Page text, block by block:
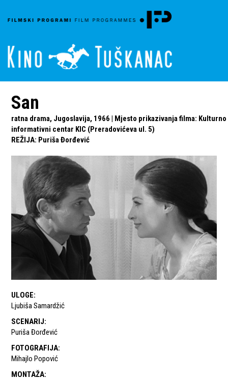
San
ratna drama, Jugoslavija, 1966 | Mjesto prikazivanja filma: Kulturno
informativni centar KIC (Preradovićeva ul. 5)
REŽIJA: Puriša Đorđević
ULOGE:
Ljubiša Samardžić
SCENARIJ:
Puriša Đorđević
FOTOGRAFIJA:
Mihajlo Popović
MONTAŽA: